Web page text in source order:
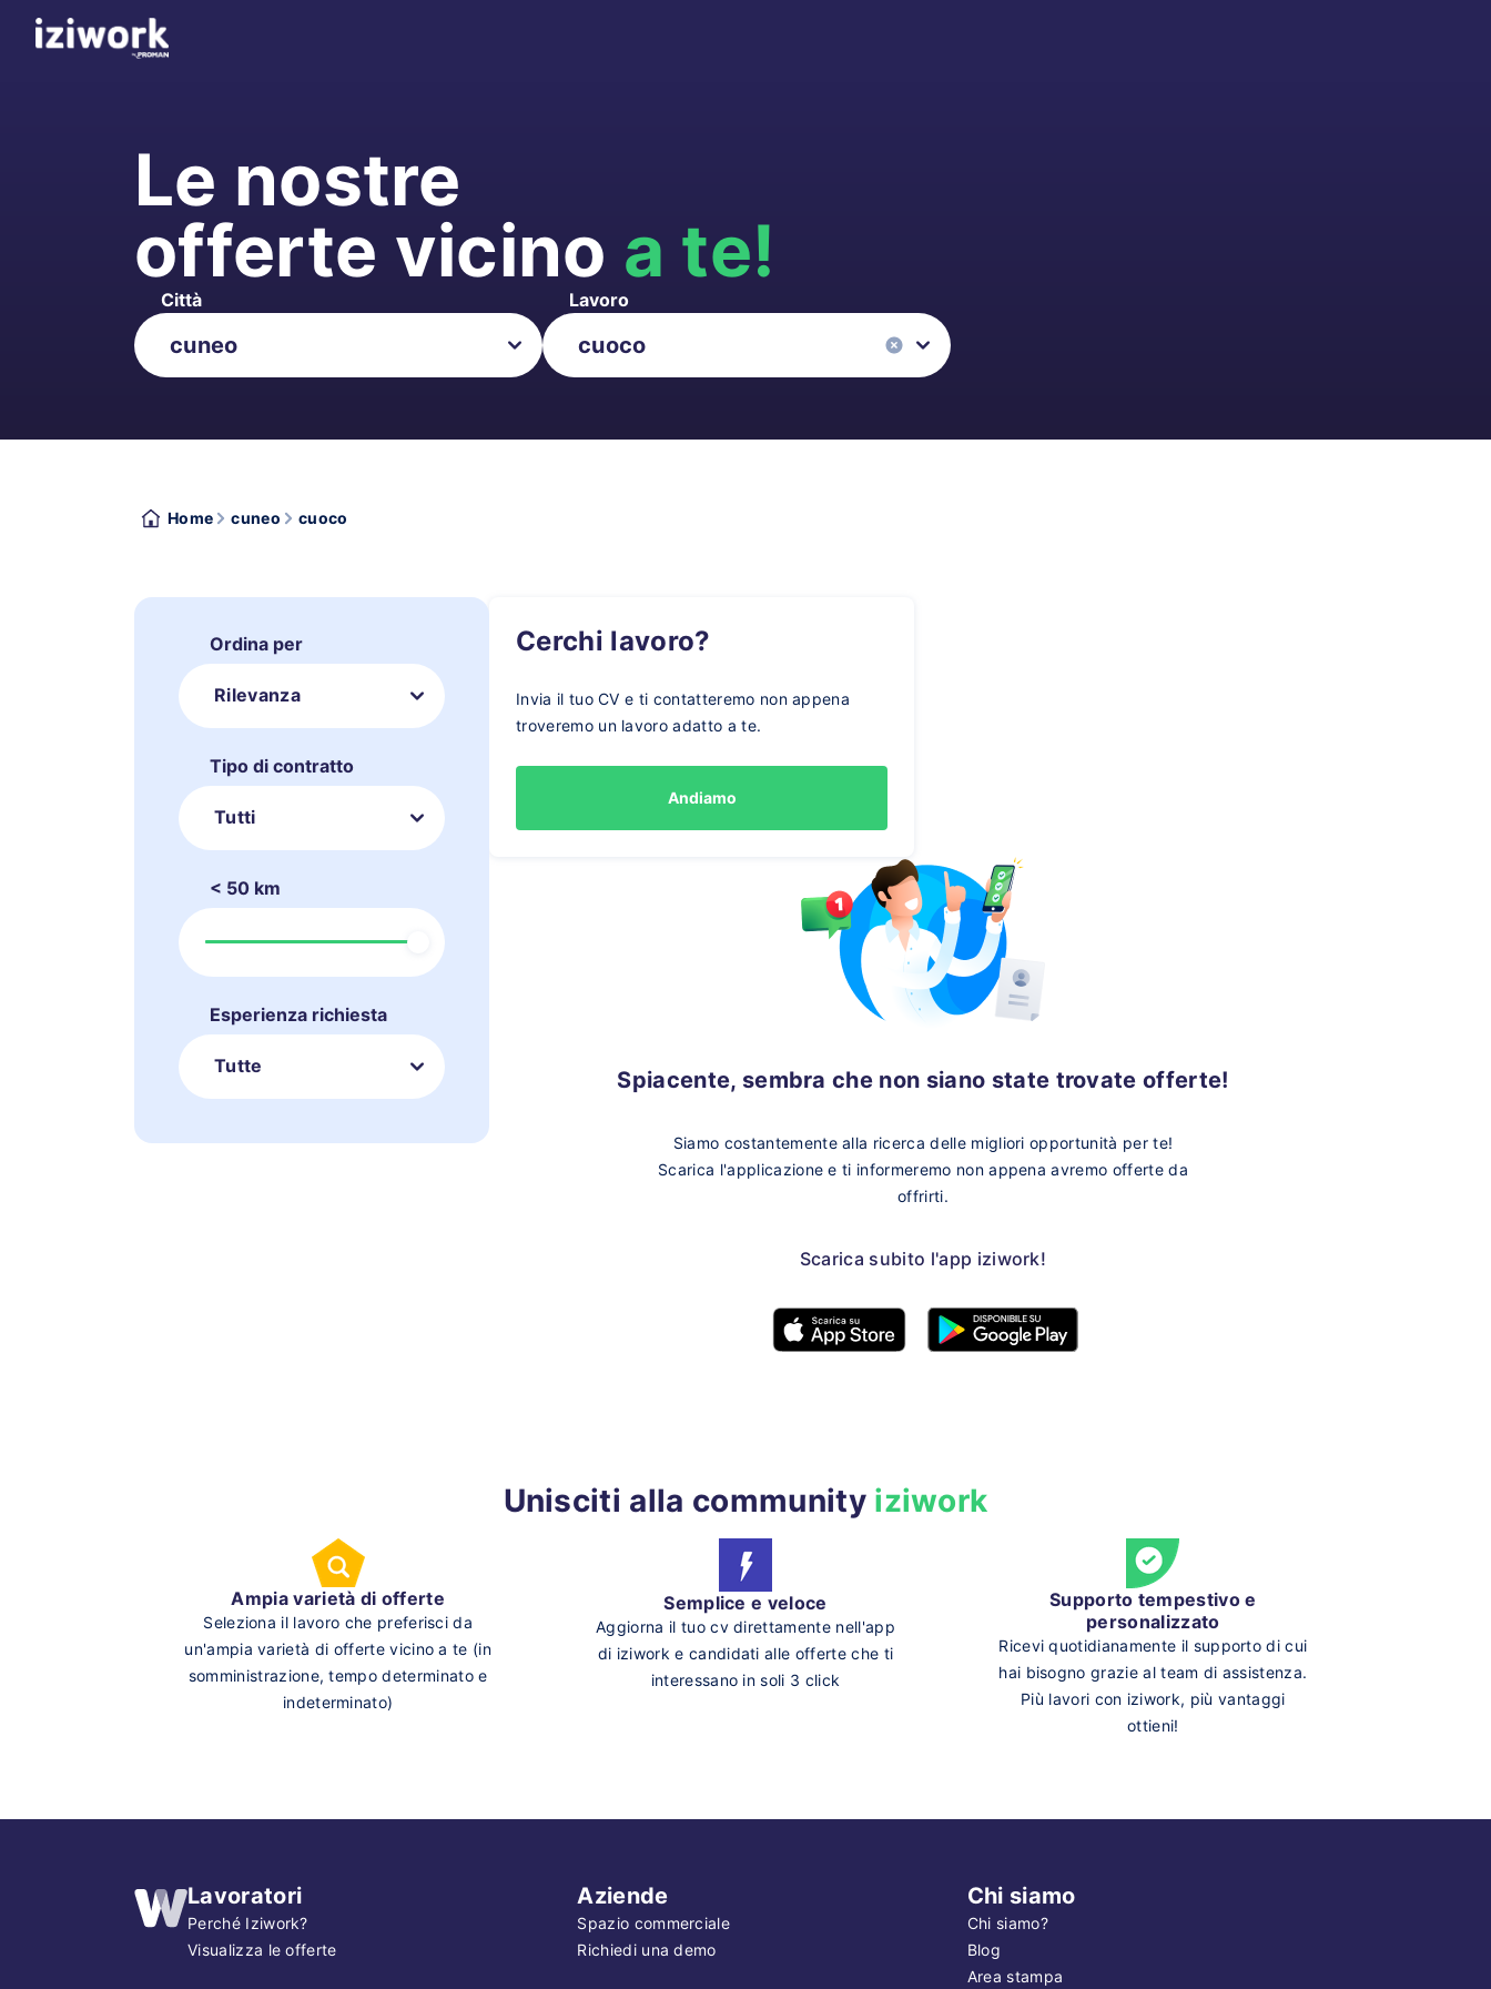
Le nostre
offerte vicino a te!
Città Lavoro
Home cuneo cuoco
Ordina per
Rilevanza
Tipo di contratto
Tutti
< 50 km
Esperienza richiesta
Tutte
Cerchi lavoro?
Invia il tuo CV e ti contatteremo non appena
troveremo un lavoro adatto a te.
Andiamo
Spiacente, sembra che non siano state trovate offerte!
Siamo costantemente alla ricerca delle migliori opportunità per te!
Scarica l'applicazione e ti informeremo non appena avremo offerte da
offrirti.
Scarica subito l'app iziwork!
Unisciti alla community iziwork
Ampia varietà di offerte
Seleziona il lavoro che preferisci da
un'ampia varietà di offerte vicino a te (in
somministrazione, tempo determinato e
indeterminato)
Semplice e veloce
Aggiorna il tuo cv direttamente nell'app
di iziwork e candidati alle offerte che ti
interessano in soli 3 click
Supporto tempestivo e
personalizzato
Ricevi quotidianamente il supporto di cui
hai bisogno grazie al team di assistenza.
Più lavori con iziwork, più vantaggi
ottieni!
Lavoratori
Perché Iziwork?
Visualizza le offerte
Aziende
Spazio commerciale
Richiedi una demo
Chi siamo
Chi siamo?
Blog
Area stampa